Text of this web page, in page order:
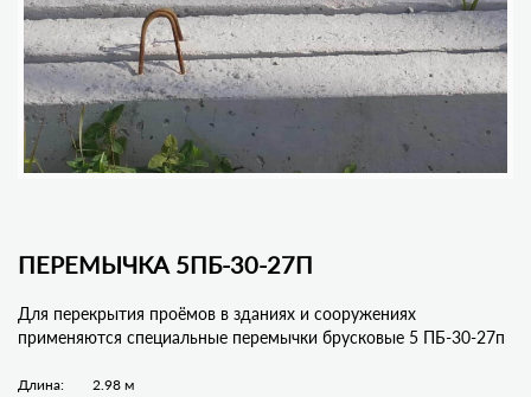
ПЕРЕМЫЧКА 5ПБ-30-27П
Для перекрытия проёмов в зданиях и сооружениях
применяются специальные перемычки брусковые 5 ПБ-30-27п
Длина:
2.98 м